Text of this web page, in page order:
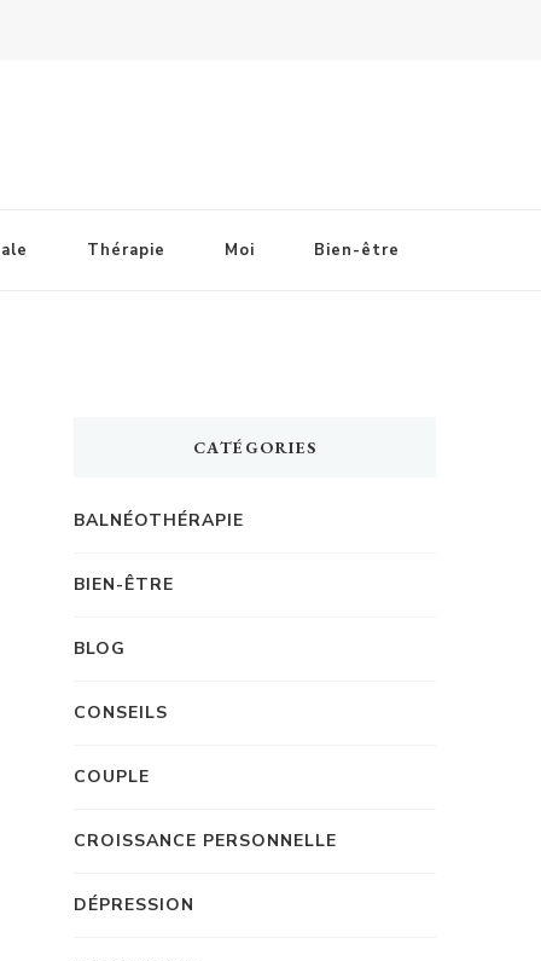
Thérapie Moi Bien-être
CATÉGORIES
BALNÉOTHÉRAPIE
BIEN-ÊTRE
BLOG
CONSEILS
COUPLE
CROISSANCE PERSONNELLE
DÉPRESSION